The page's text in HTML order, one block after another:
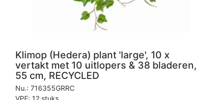
Klimop (Hedera) plant 'large', 10 x
vertakt met 10 uitlopers & 38 bladeren,
55 cm, RECYCLED
Nu.: 716355GRRC
VPE: 12 stuks